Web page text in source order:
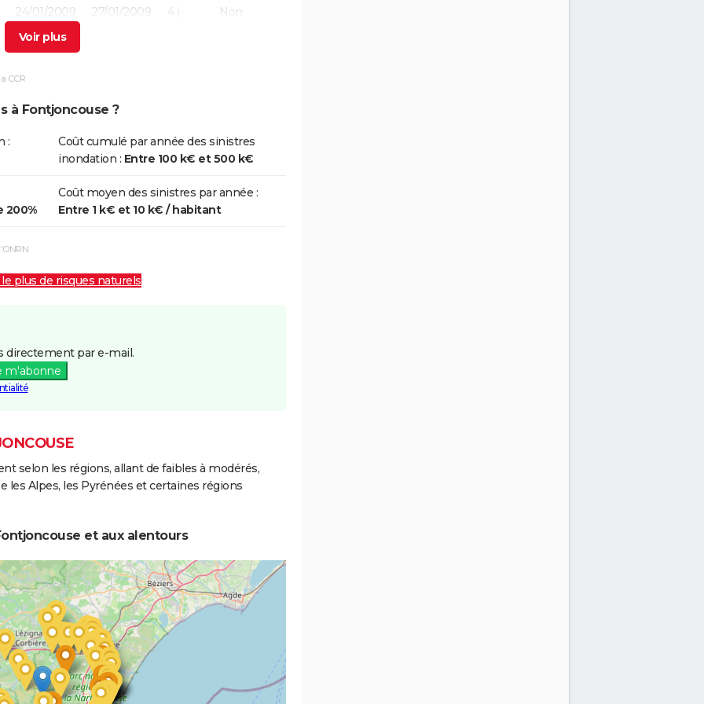
24/01/2009 27/01/2009 4 j Non
06/12/1996 12/12/1996 7 j Oui
26/09/1992 27/09/1992 2 j Oui
CCR
à Fontjoncouse ?
:
Coût cumulé par année des sinistres
inondation : Entre 100 k€ et 500 k€
200%
Coût moyen des sinistres par année :
Entre 1 k€ et 10 k€ / habitant
plus de risques naturels
directement par e-mail.
m'abonne
selon les régions, allant de faibles à modérés,
les Alpes, les Pyrénées et certaines régions
et aux alentours